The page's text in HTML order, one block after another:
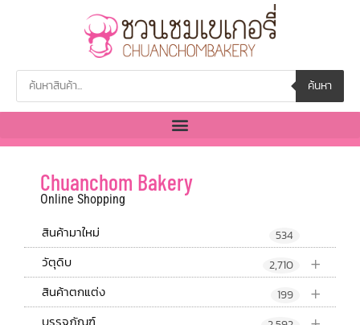
ค้นหา
Chuanchom Bakery
Online Shopping
สินค้ามาใหม่ 534
+
วัตุดิบ 2,710
+
สินค้าตกแต่ง 199
บรรจุภัณฑ์